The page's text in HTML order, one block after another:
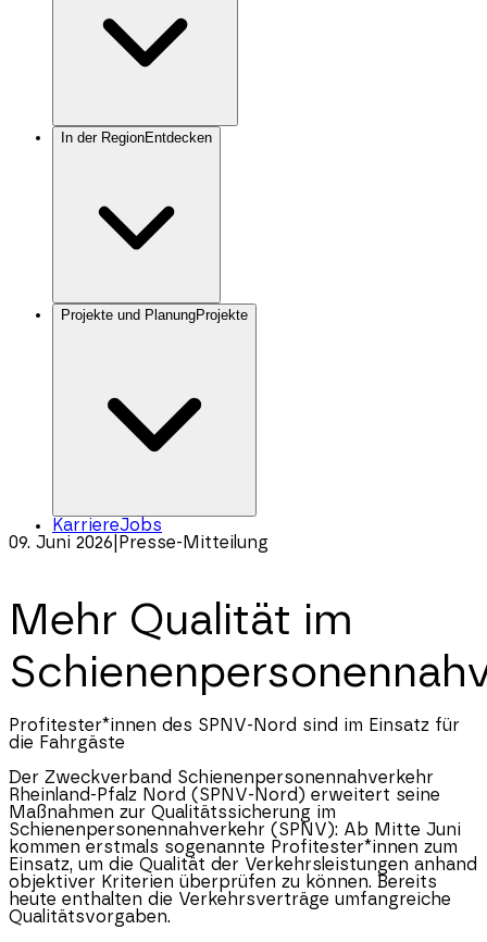
In der RegionEntdecken
Projekte und PlanungProjekte
KarriereJobs
09. Juni 2026 Presse-Mitteilung
Mehr Qualität im
Profitester*innen des SPNV-Nord sind im Einsatz für
die Fahrgäste
Der Zweckverband Schienenpersonennahverkehr
Rheinland-Pfalz Nord (SPNV-Nord) erweitert seine
Maßnahmen zur Qualitätssicherung im
Schienenpersonennahverkehr (SPNV): Ab Mitte Juni
kommen erstmals sogenannte Profitester*innen zum
Einsatz, um die Qualität der Verkehrsleistungen anhand
objektiver Kriterien überprüfen zu können. Bereits
heute enthalten die Verkehrsverträge umfangreiche
Qualitätsvorgaben.